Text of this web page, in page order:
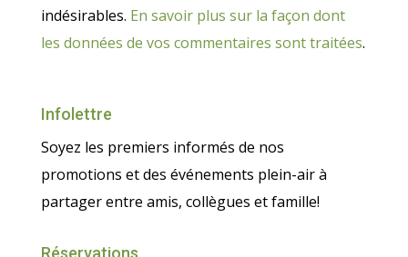
indésirables. En savoir plus sur la façon dont
les données de vos commentaires sont traitées.
Infolettre
Soyez les premiers informés de nos
promotions et des événements plein-air à
partager entre amis, collègues et famille!
Réservations